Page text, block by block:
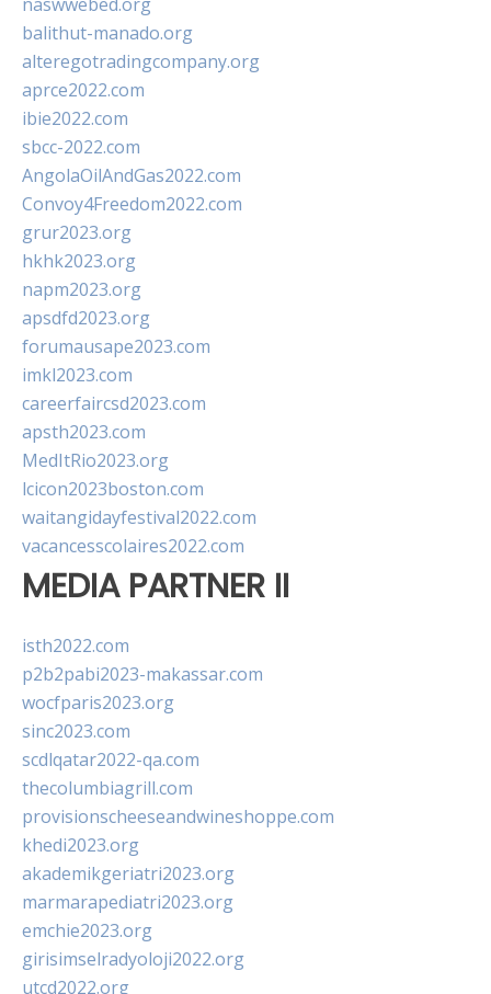
balithut-manado.org
alteregotradingcompany.org
aprce2022.com
ibie2022.com
sbcc-2022.com
AngolaOilAndGas2022.com
Convoy4Freedom2022.com
grur2023.org
hkhk2023.org
napm2023.org
apsdfd2023.org
forumausape2023.com
imkl2023.com
careerfaircsd2023.com
apsth2023.com
MedItRio2023.org
lcicon2023boston.com
waitangidayfestival2022.com
vacancesscolaires2022.com
MEDIA PARTNER II
isth2022.com
p2b2pabi2023-makassar.com
wocfparis2023.org
sinc2023.com
scdlqatar2022-qa.com
thecolumbiagrill.com
provisionscheeseandwineshoppe.com
khedi2023.org
akademikgeriatri2023.org
marmarapediatri2023.org
emchie2023.org
girisimselradyoloji2022.org
utcd2022.org